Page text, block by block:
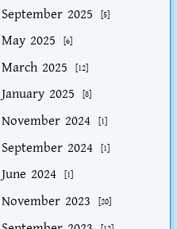
September 2025 [5]
May 2025 [6]
March 2025 [12]
January 2025 [8]
November 2024 [1]
September 2024 [1]
June 2024 [1]
November 2023 [20]